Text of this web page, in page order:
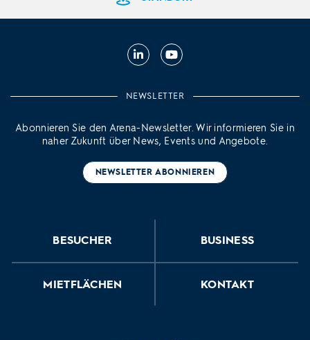
Linkedin
NEWSLETTER
Abonnieren Sie den Arena-Newsletter. Wir informieren Sie in
naher Zukunft über News, Events und Angebote.
NEWSLETTER ABONNIEREN
BESUCHER BUSINESS
MIETFLÄCHEN KONTAKT